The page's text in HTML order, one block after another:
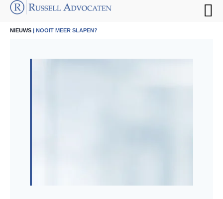
NIEUWS | NOOIT MEER SLAPEN?